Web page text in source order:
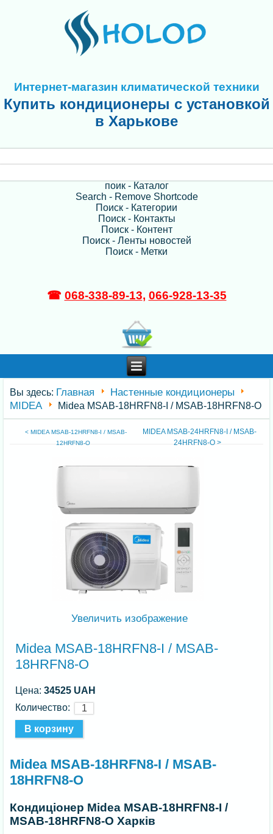
Интернет-магазин климатической техники
Купить кондиционеры с установкой
в Харькове
поик - Каталог
Search - Remove Shortcode
Поиск - Категории
Поиск - Контакты
Поиск - Контент
Поиск - Ленты новостей
Поиск - Метки
☎ 068-338-89-13, 066-928-13-35
Вы здесь: Главная
Настенные кондиционеры
MIDEA
Midea MSAB-18HRFN8-I / MSAB-18HRFN8-O
< MIDEA MSAB-12HRFN8-I / MSAB-
12HRFN8-O
MIDEA MSAB-24HRFN8-I / MSAB-
24HRFN8-O >
Увеличить изображение
Midea MSAB-18HRFN8-I / MSAB-
18HRFN8-O
Цена:34525 UAH
Количество:
Midea MSAB-18HRFN8-I / MSAB-
18HRFN8-O
Кондиціонер Midea MSAB-18HRFN8-I /
MSAB-18HRFN8-O Харків